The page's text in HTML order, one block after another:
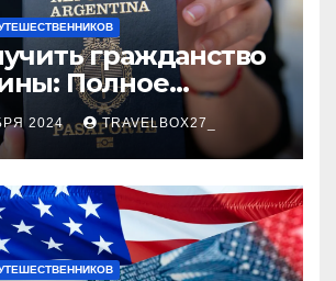
гражданство
Полное
2024 TRAVELBOX27_